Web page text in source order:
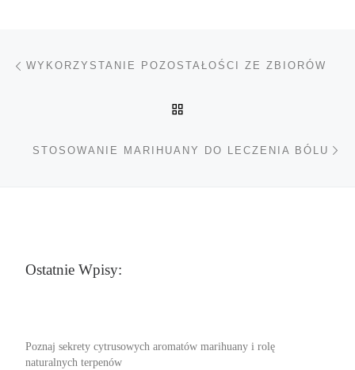
Nawigacja wpisu
WYKORZYSTANIE POZOSTAŁOŚCI ZE ZBIORÓW
STOSOWANIE MARIHUANY DO LECZENIA BÓLU
Ostatnie Wpisy:
Poznaj sekrety cytrusowych aromatów marihuany i rolę
naturalnych terpenów